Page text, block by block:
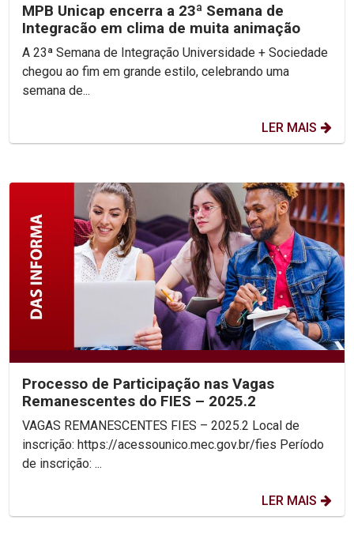
MPB Unicap encerra a 23ª Semana de
Integracão em clima de muita animação
A 23ª Semana de Integração Universidade + Sociedade
chegou ao fim em grande estilo, celebrando uma
semana de...
LER MAIS
Processo de Participação nas Vagas
Remanescentes do FIES – 2025.2
VAGAS REMANESCENTES FIES – 2025.2 Local de
inscrição: https://acessounico.mec.gov.br/fies Período
de inscrição: ...
LER MAIS